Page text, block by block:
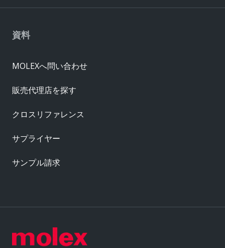
資料
MOLEXへ問い合わせ
販売代理店を探す
クロスリファレンス
サプライヤー
サンプル請求